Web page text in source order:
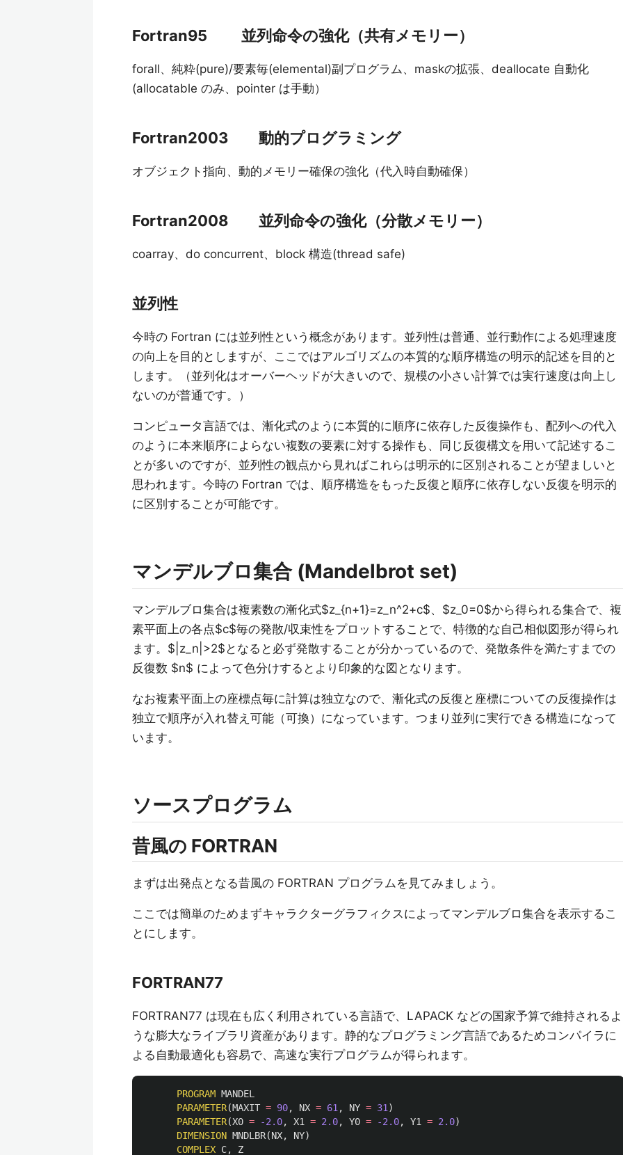
Fortran95 並列命令の強化（共有メモリー）
forall、純粋(pure)/要素毎(elemental)副プログラム、maskの拡張、deallocate 自動化
(allocatable のみ、pointer は手動）
Fortran2003 動的プログラミング
オブジェクト指向、動的メモリー確保の強化（代入時自動確保）
Fortran2008 並列命令の強化（分散メモリー）
coarray、do concurrent、block 構造(thread safe)
並列性
今時の Fortran には並列性という概念があります。並列性は普通、並行動作による処理速度
の向上を目的としますが、ここではアルゴリズムの本質的な順序構造の明示的記述を目的と
します。（並列化はオーバーヘッドが大きいので、規模の小さい計算では実行速度は向上し
ないのが普通です。）
コンピュータ言語では、漸化式のように本質的に順序に依存した反復操作も、配列への代入
のように本来順序によらない複数の要素に対する操作も、同じ反復構文を用いて記述するこ
とが多いのですが、並列性の観点から見ればこれらは明示的に区別されることが望ましいと
思われます。今時の Fortran では、順序構造をもった反復と順序に依存しない反復を明示的
に区別することが可能です。
マンデルブロ集合 (Mandelbrot set)
マンデルブロ集合は複素数の漸化式$z_{n+1}=z_n^2+c$、$z_0=0$から得られる集合で、複
素平面上の各点$c$毎の発散/収束性をプロットすることで、特徴的な自己相似図形が得られ
ます。$|z_n|>2$となると必ず発散することが分かっているので、発散条件を満たすまでの
反復数 $n$ によって色分けするとより印象的な図となります。
なお複素平面上の座標点毎に計算は独立なので、漸化式の反復と座標についての反復操作は
独立で順序が入れ替え可能（可換）になっています。つまり並列に実行できる構造になって
います。
ソースプログラム
昔風の FORTRAN
まずは出発点となる昔風の FORTRAN プログラムを見てみましょう。
ここでは簡単のためまずキャラクターグラフィクスによってマンデルブロ集合を表示するこ
とにします。
FORTRAN77
FORTRAN77 は現在も広く利用されている言語で、LAPACK などの国家予算で維持されるよ
うな膨大なライブラリ資産があります。静的なプログラミング言語であるためコンパイラに
よる自動最適化も容易で、高速な実行プログラムが得られます。
PROGRAM MANDEL
PARAMETER(MAXIT = 90, NX = 61 , NY = 31 )
PARAMETER(X0 = -2.0, X1 = 2.0, Y0 = -2.0, Y1 = 2.0)
DIMENSION MNDLBR(NX, NY)
COMPLEX C, Z